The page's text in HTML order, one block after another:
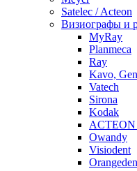
Satelec / Acteon
Визиографы и
MyRay
Planmeca
Ray
Kavo,
Vatech
Sirona
Kodak
ACTEON
Owandy
Visiodent